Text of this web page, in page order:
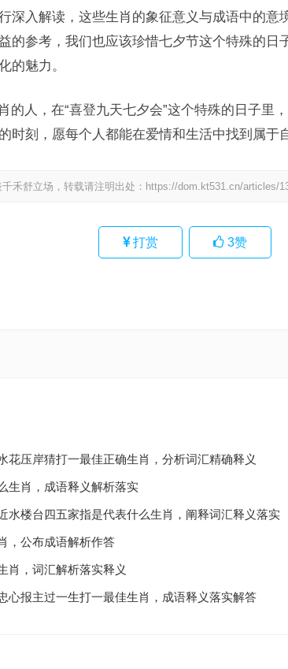
深入解读，这些生肖的象征意义与成语中的意
的参考，我们也应该珍惜七夕节这个特殊的日
的魅力。
的人，在“喜登九天七夕会”这个特殊的日子里
时刻，愿每个人都能在爱情和生活中找到属于
禾舒立场，转载请注明出处： https://dom.kt531.cn/articles/
打赏 3赞
花压岸猜打一最佳正确生肖，分析词汇精确释义
生肖，成语释义解析落实
水楼台四五家指是代表什么生肖，阐释词汇释义落实
，公布成语解析作答
肖，词汇解析落实释义
心报主过一生打一最佳生肖，成语释义落实解答